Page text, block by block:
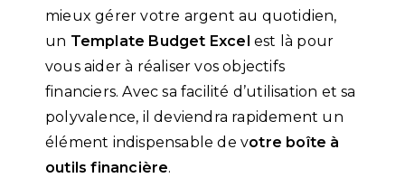
mieux gérer votre argent au quotidien,
un Template Budget Excel est là pour
vous aider à réaliser vos objectifs
financiers. Avec sa facilité d’utilisation et sa
polyvalence, il deviendra rapidement un
élément indispensable de votre boîte à
outils financière.